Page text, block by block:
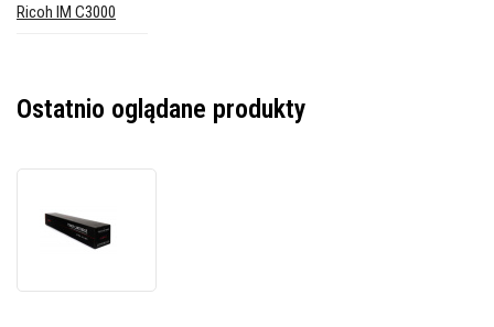
Ricoh IM C3000
Ostatnio oglądane produkty
dla